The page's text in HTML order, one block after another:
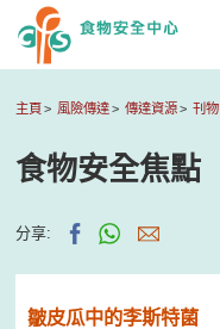
主頁 風險傳達 傳達資源 刊物
食物安全焦點
分享:
皺皮瓜中的李斯特菌